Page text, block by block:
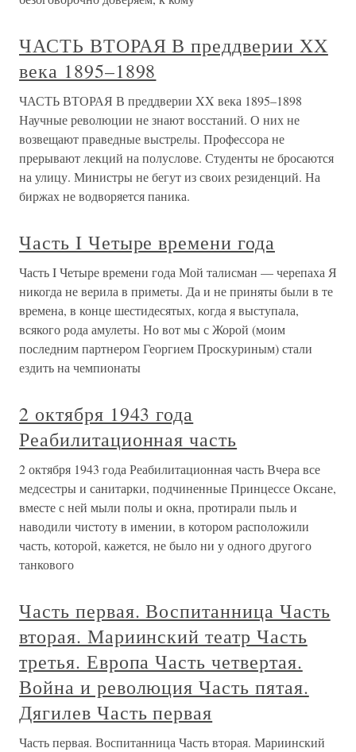
ЧАСТЬ ВТОРАЯ В преддверии XX
века 1895–1898
ЧАСТЬ ВТОРАЯ В преддверии XX века 1895–1898
Научные революции не знают восстаний. О них не
возвещают праведные выстрелы. Профессора не
прерывают лекций на полуслове. Студенты не бросаются
на улицу. Министры не бегут из своих резиденций. На
биржах не водворяется паника.
Часть I Четыре времени года
Часть I Четыре времени года Мой талисман — черепаха Я
никогда не верила в приметы. Да и не приняты были в те
времена, в конце шестидесятых, когда я выступала,
всякого рода амулеты. Но вот мы с Жорой (моим
последним партнером Георгием Проскуриным) стали
ездить на чемпионаты
2 октября 1943 года
Реабилитационная часть
2 октября 1943 года Реабилитационная часть Вчера все
медсестры и санитарки, подчиненные Принцессе Оксане,
вместе с ней мыли полы и окна, протирали пыль и
наводили чистоту в имении, в котором расположили
часть, которой, кажется, не было ни у одного другого
танкового
Часть первая. Воспитанница Часть
вторая. Мариинский театр Часть
третья. Европа Часть четвертая.
Война и революция Часть пятая.
Дягилев Часть первая
Часть первая. Воспитанница Часть вторая. Мариинский